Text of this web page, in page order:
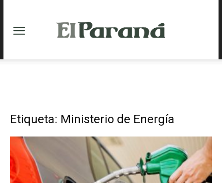
Etiqueta: Ministerio de Energía